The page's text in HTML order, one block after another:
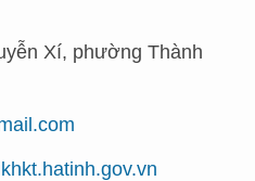
Xí, phường Thành